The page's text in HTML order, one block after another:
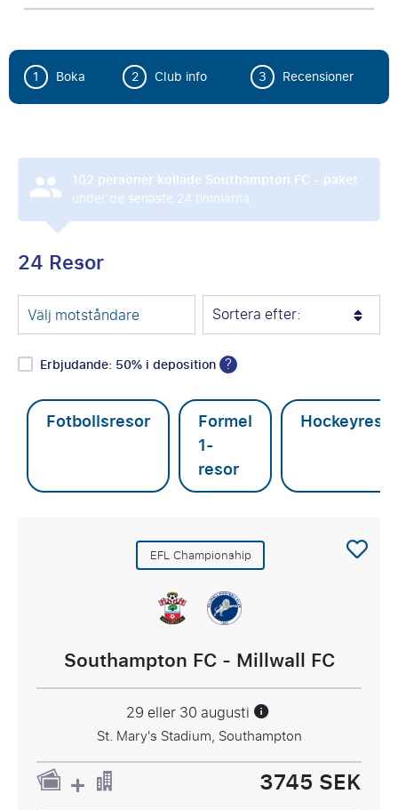
1 Boka 2 Club info 3 Recensioner
102 personer kollade Southampton FC - paket
under de senaste 24 timmarna.
24 Resor
Välj motståndare Sortera efter:
Erbjudande: 50% i deposition ?
Fotbollsresor Formel
1-
resor
Hockeyresor
EFL Championship
Southampton FC - Millwall FC
29 eller 30 augusti
St. Mary's Stadium, Southampton
3745 SEK